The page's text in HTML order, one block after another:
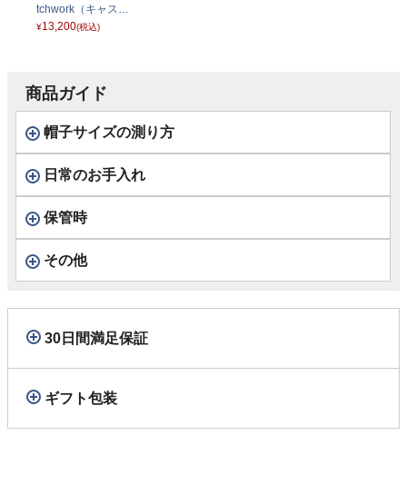
tchwork（キャスケ
ットハンチング パ
¥13,200(税込)
商品ガイド
帽子サイズの測り方
日常のお手入れ
保管時
その他
30日間満足保証
ギフト包装